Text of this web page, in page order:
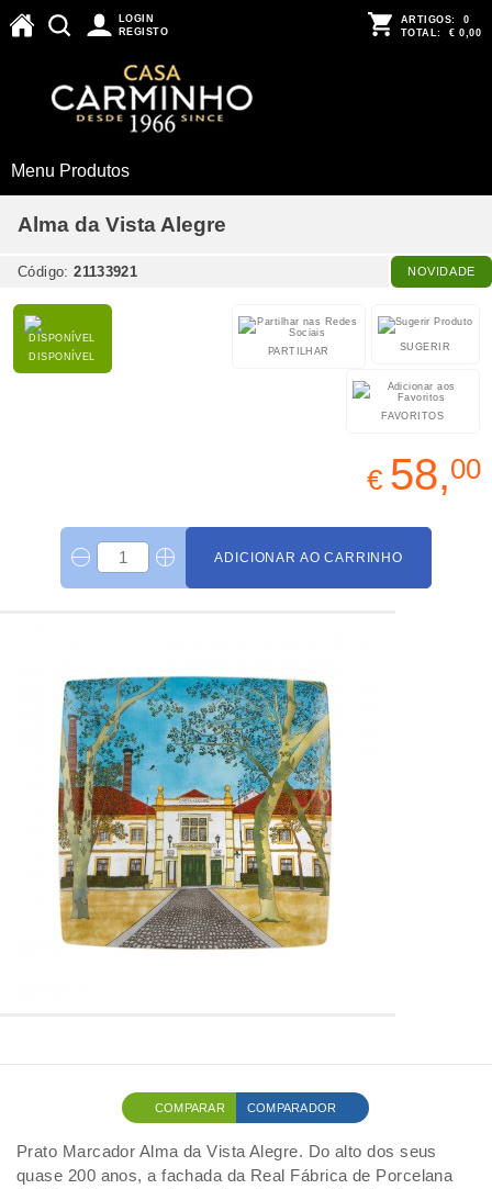
LOGIN
REGISTO
ARTIGOS: 0
TOTAL: € 0,00
Menu Produtos
Alma da Vista Alegre
Código:21133921 NOVIDADE
DISPONÍVEL
SUGERIR
PARTILHAR
FAVORITOS
€ 58,00
ADICIONAR AO CARRINHO
COMPARAR COMPARADOR
Prato Marcador Alma da Vista Alegre. Do alto dos seus
quase 200 anos, a fachada da Real Fábrica de Porcelana